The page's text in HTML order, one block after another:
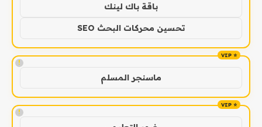
باقة باك لينك
تحسين محركات البحث SEO
!
ماسنجر المسلم
!